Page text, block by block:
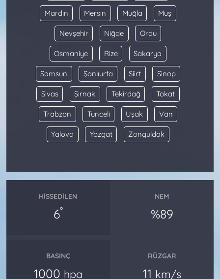
Mardin Mersin Muğla Muş
Nevşehir Niğde Ordu
Osmaniye Rize Sakarya
Samsun Şanlıurfa Siirt Sinop
Sivas Şırnak Tekirdağ Tokat
Trabzon Tunceli Uşak Van
Yalova Yozgat Zonguldak
HISSEDILEN
6°
NEM
%89
BASINÇ
1000 hpa
RÜZGAR
11 km/s